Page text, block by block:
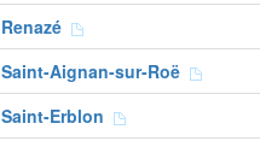
Renazé
Saint-Aignan-sur-Roë
Saint-Erblon